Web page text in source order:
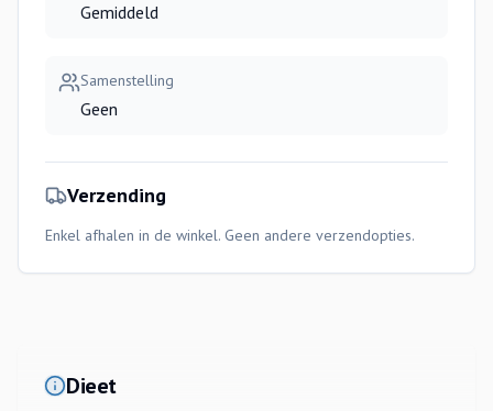
Gemiddeld
Samenstelling
Geen
Verzending
Enkel afhalen in de winkel. Geen andere verzendopties.
Dieet